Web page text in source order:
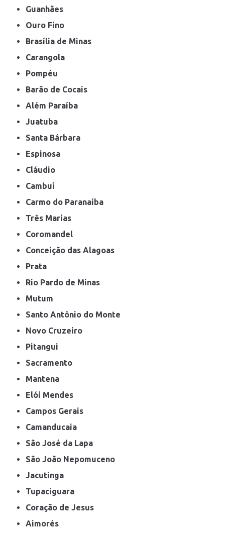
Guanhães
Ouro Fino
Brasília de Minas
Carangola
Pompéu
Barão de Cocais
Além Paraíba
Juatuba
Santa Bárbara
Espinosa
Cláudio
Cambuí
Carmo do Paranaíba
Três Marias
Coromandel
Conceição das Alagoas
Prata
Rio Pardo de Minas
Mutum
Santo Antônio do Monte
Novo Cruzeiro
Pitangui
Sacramento
Mantena
Elói Mendes
Campos Gerais
Camanducaia
São José da Lapa
São João Nepomuceno
Jacutinga
Tupaciguara
Coração de Jesus
Aimorés